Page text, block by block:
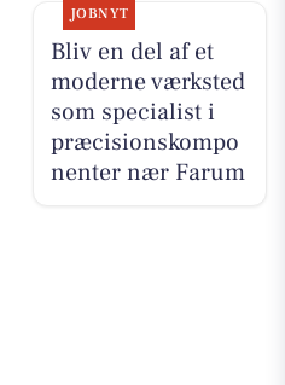
JOBNYT
Bliv en del af et
moderne værksted
som specialist i
præcisionskompo
nenter nær Farum